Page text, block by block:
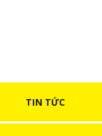
TIN TỨC